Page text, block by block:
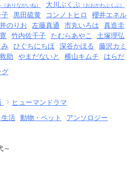
（ありながいね） 大川ぶくぶ （おおかわぶくぶ）
子 黒田硫黄 コンノトヒロ
櫻井エネル
のりお
左藤真通 市丸いろは
真造圭
竹内佐千子 たむらあやこ
土塚理弘
ひぐちにちほ 深谷かほる
藤沢カミ
助
やまだないと 横山キムチ
はらだ
グ
ヒューマンドラマ
生活
動物・ペット
アンソロジー
～